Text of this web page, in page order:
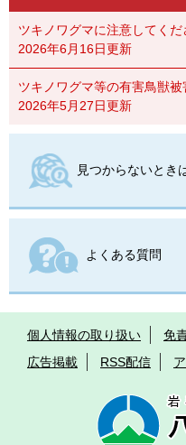
ツキノワグマに注意してくだ
2026年6月16日更新
ツキノワグマ等の有害鳥獣
2026年5月27日更新
見つからないとき
よくある質問
個人情報の取り扱い
免
広告掲載
RSS配信